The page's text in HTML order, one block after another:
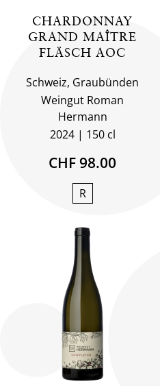
CHARDONNAY
GRAND MAÎTRE
FLÄSCH AOC
Schweiz, Graubünden
Weingut Roman
Hermann
2024
150 cl
CHF 98.00
R